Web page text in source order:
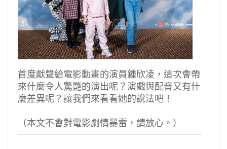
首度獻聲給電影動畫的演員鍾欣凌，這次會帶
來什麼令人驚艷的演出呢？演戲與配音又有什
麼差異呢？讓我們來看看她的說法吧！
（本文不會對電影劇情暴雷，請放心。）